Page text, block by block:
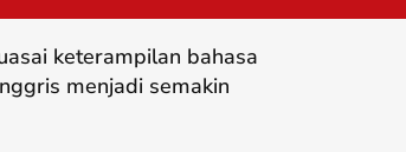
keterampilan bahasa
menjadi semakin